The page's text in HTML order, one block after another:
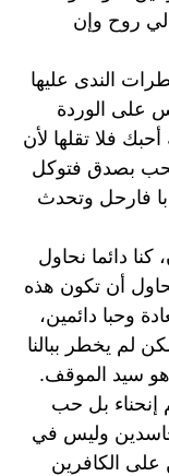
روح وإن
الندى عليها
على الوردة
فلا تقلها لأن
بصدق فتوكل
فارحل وتحدث
كنا دائما نحاول
أن تكون هذه
وحبا دائمين،
لم يخطر ببالنا
هو سيد الموقف.
إنحناء بل حب
وليس في
على الكافرين